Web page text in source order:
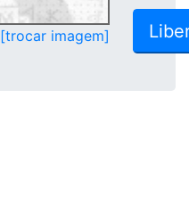
[trocar imagem]